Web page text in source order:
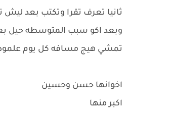
ثانيا تعرف تقرا وتكتب بعد ليش
وبعد اكو سبب المتوسطه حيل
تمشي هيج مسافه كل يوم
اخوانها حسن وحسين
اكبر منها